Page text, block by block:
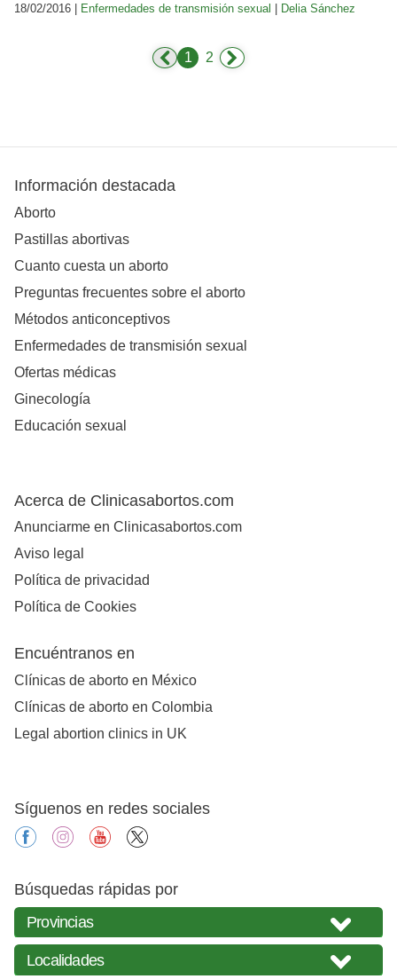
18/02/2016 | Enfermedades de transmisión sexual Delia Sánchez
1 2
Información destacada
Aborto
Pastillas abortivas
Cuanto cuesta un aborto
Preguntas frecuentes sobre el aborto
Métodos anticonceptivos
Enfermedades de transmisión sexual
Ofertas médicas
Ginecología
Educación sexual
Acerca de Clinicasabortos.com
Anunciarme en Clinicasabortos.com
Aviso legal
Política de privacidad
Política de Cookies
Encuéntranos en
Clínicas de aborto en México
Clínicas de aborto en Colombia
Legal abortion clinics in UK
Síguenos en redes sociales
facebookinstagramyoutube
Búsquedas rápidas por